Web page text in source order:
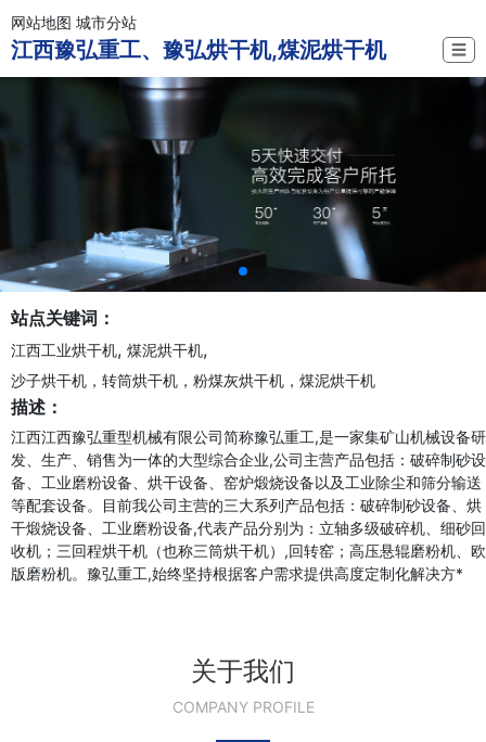
网站地图 城市分站
江西豫弘重工、豫弘烘干机,煤泥烘干机 ☰
站点关键词：
江西工业烘干机, 煤泥烘干机,
沙子烘干机，转筒烘干机，粉煤灰烘干机，煤泥烘干机
描述：
江西江西豫弘重型机械有限公司简称豫弘重工,是一家集矿山机械设备研
发、生产、销售为一体的大型综合企业,公司主营产品包括：破碎制砂设
备、工业磨粉设备、烘干设备、窑炉煅烧设备以及工业除尘和筛分输送
等配套设备。目前我公司主营的三大系列产品包括：破碎制砂设备、烘
干煅烧设备、工业磨粉设备,代表产品分别为：立轴多级破碎机、细砂回
收机；三回程烘干机（也称三筒烘干机）,回转窑；高压悬辊磨粉机、欧
版磨粉机。豫弘重工,始终坚持根据客户需求提供高度定制化解决方*
关于我们
COMPANY PROFILE